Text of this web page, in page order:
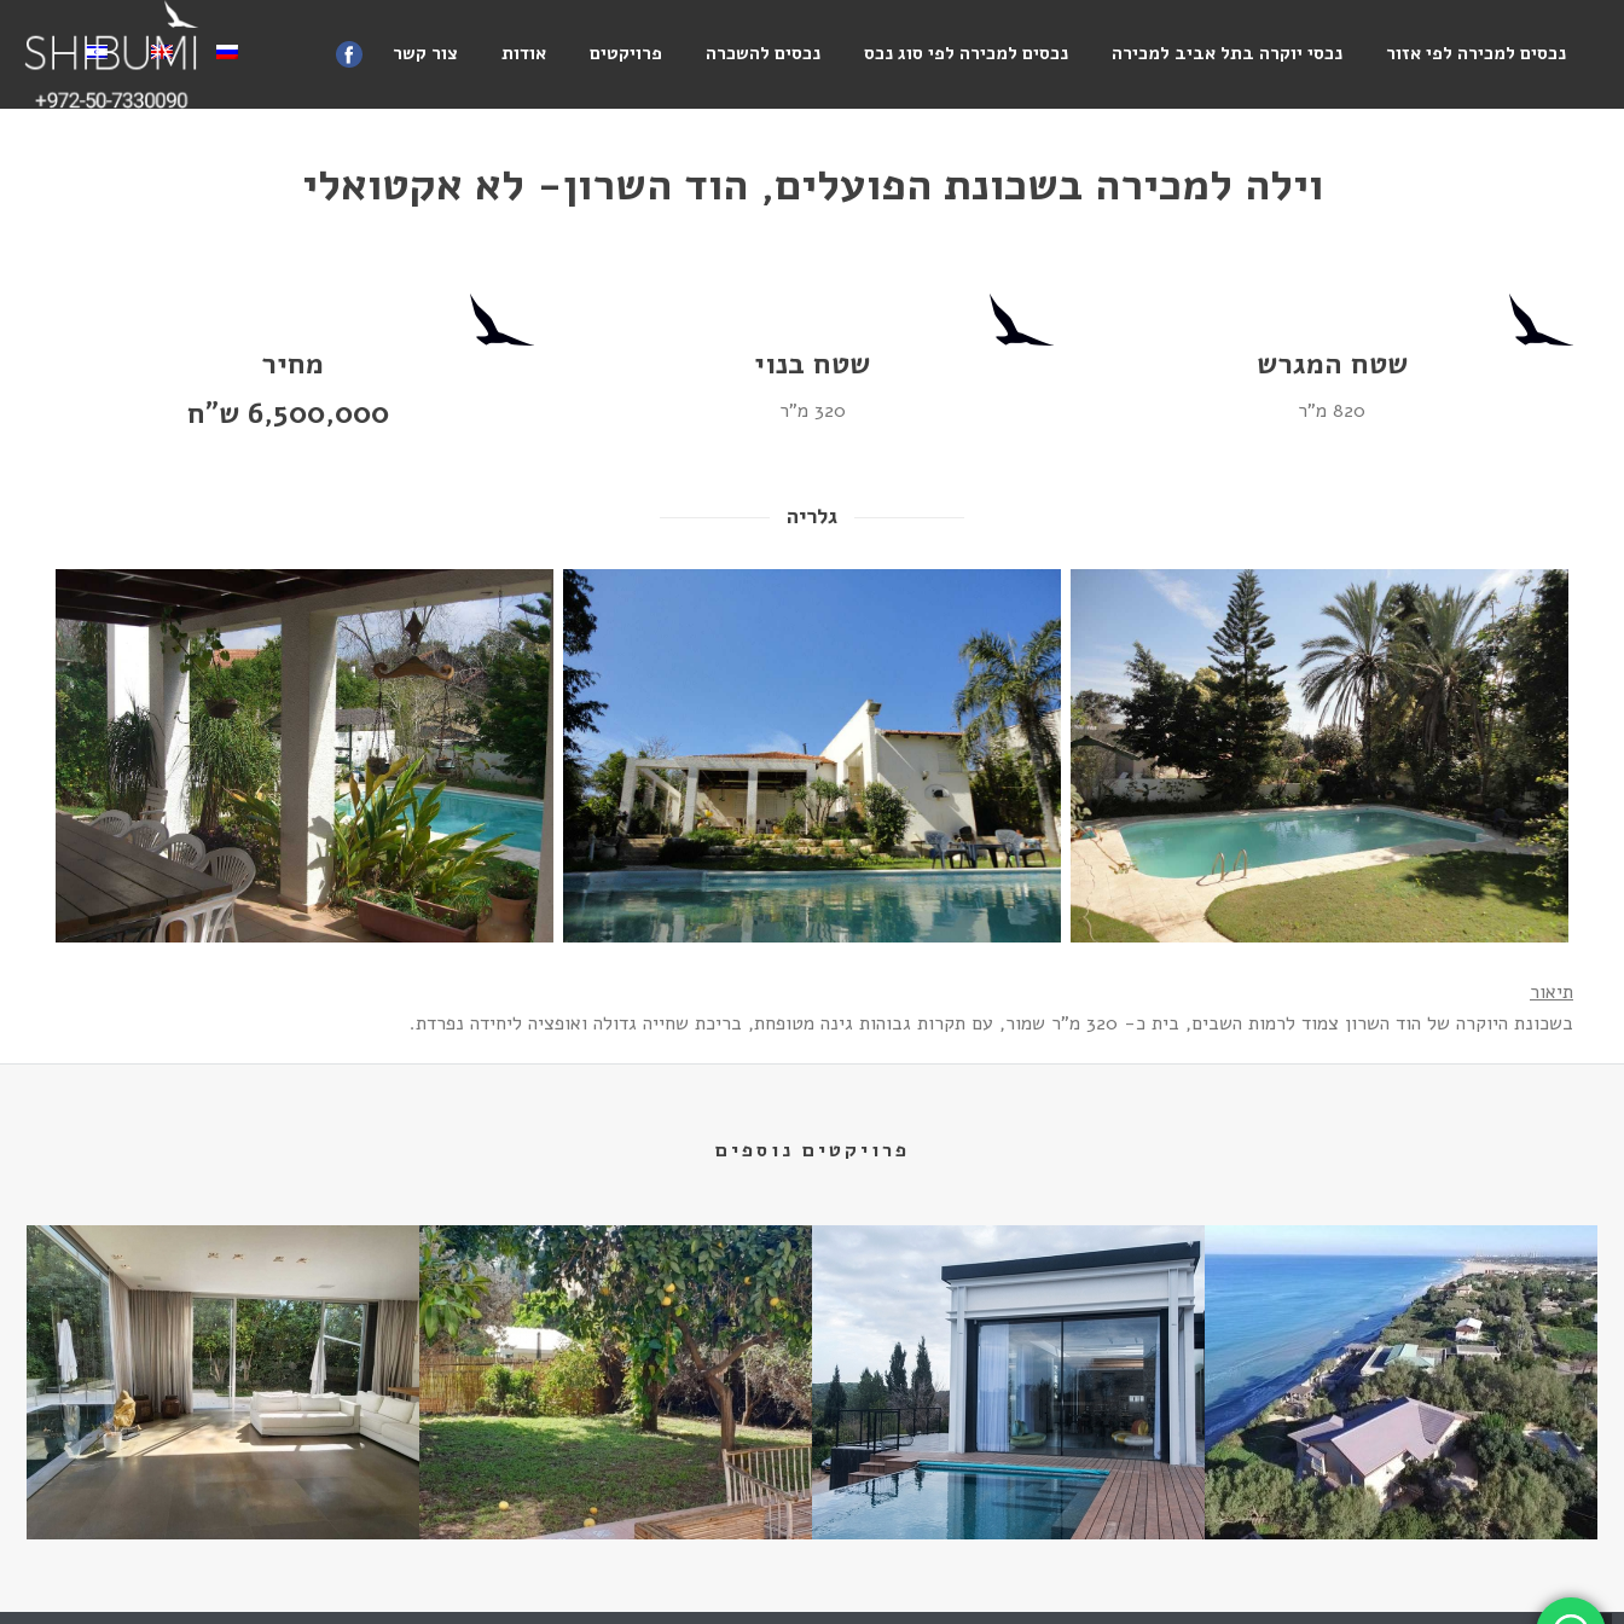
נכסים למכירה לפי אזור נכסי יוקרה בתל אביב למכירה נכסים למכירה לפי סוג נכס נכסים להשכרה פרויקטים אודות צור קשר
וילה למכירה בשכונת הפועלים, הוד השרון- לא אקטואלי
מחיר
שטח בנוי
320 מ"ר
שטח המגרש
820 מ"ר
גלריה
תיאור
בשכונת היוקרה של הוד השרון צמוד לרמות השבים, בית כ- 320 מ"ר שמור, עם תקרות גבוהות גינה מטופחת, בריכת שחייה גדולה ואופציה ליחידה נפרדת.
פרויקטים נוספים